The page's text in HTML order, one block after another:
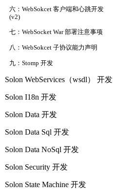
六：WebSokcet 客户端和心跳开发
(v2)
七：WebSocket War 部署注意事项
八：WebSokcet 子协议能力声明
九：Stomp 开发
Solon WebServices（wsdl） 开发
Solon I18n 开发
Solon Data 开发
Solon Data Sql 开发
Solon Data NoSql 开发
Solon Security 开发
Solon State Machine 开发